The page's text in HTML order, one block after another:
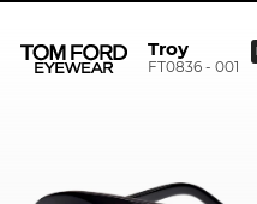
Troy
FT0836 - 001